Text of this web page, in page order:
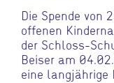
Die Spende von
offenen
der Schloss-
Beiser am
eine langjährige